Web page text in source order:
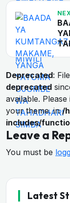
Deprecated:
deprecated
available.
your theme. in/
includes/
Leave a
You must be
Latest